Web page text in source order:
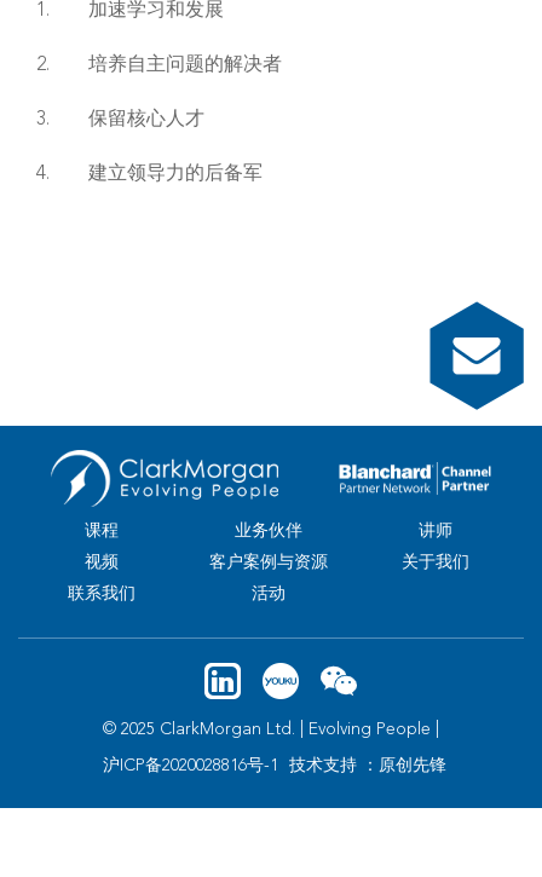
1. 加速学习和发展
2. 培养自主问题的解决者
3. 保留核心人才
4. 建立领导力的后备军
课程 业务伙伴
讲师
视频
客户案例与资源
关于我们
联系我们
活动
© 2025 ClarkMorgan Ltd. | Evolving People |
沪ICP备2020028816号-1 技术支持 ：原创先锋